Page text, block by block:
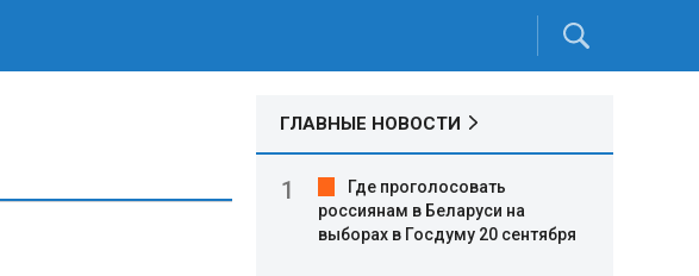
ГЛАВНЫЕ НОВОСТИ
Где проголосовать
россиянам в Беларуси на
выборах в Госдуму 20 сентября